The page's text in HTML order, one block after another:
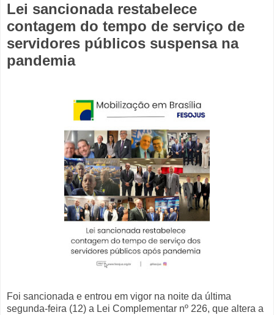
Lei sancionada restabelece
contagem do tempo de serviço de
servidores públicos suspensa na
pandemia
Foi sancionada e entrou em vigor na noite da última
segunda-feira (12) a Lei Complementar nº 226, que altera a